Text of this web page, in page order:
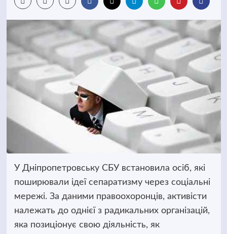
У Дніпропетровську СБУ встановила осіб, які
поширювали ідеї сепаратизму через соціальні
мережі. За даними правоохоронців, активісти
належать до однієї з радикальних організацій,
яка позиціонує свою діяльність, як